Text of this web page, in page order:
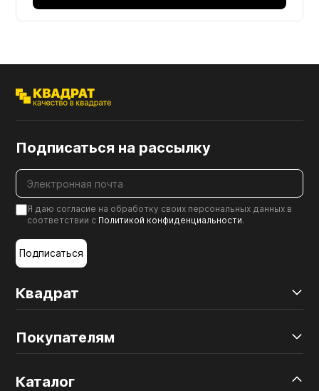
Квадрат
Покупателям
Каталог
Подписаться на рассылку
Я даю согласие на обработку своих персональных данных в
соответствии с Политикой конфиденциальности.
Подписаться